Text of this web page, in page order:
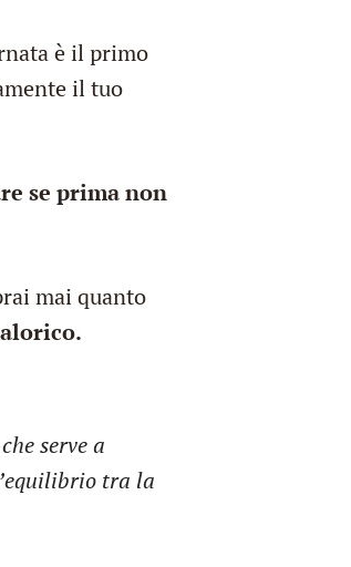
è il primo
il tuo
se prima non
mai quanto
serve a
tra la